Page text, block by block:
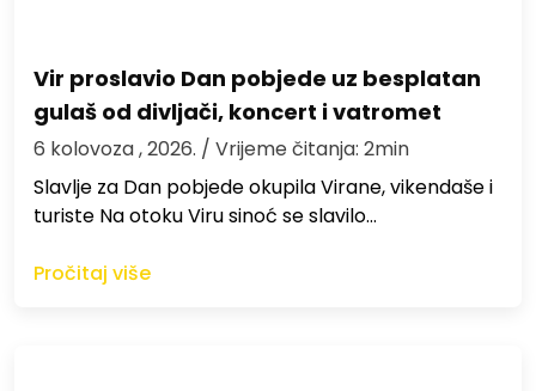
Vir proslavio Dan pobjede uz besplatan
gulaš od divljači, koncert i vatromet
6 kolovoza , 2026. / Vrijeme čitanja: 2min
Slavlje za Dan pobjede okupila Virane, vikendaše i
turiste Na otoku Viru sinoć se slavilo…
Pročitaj više